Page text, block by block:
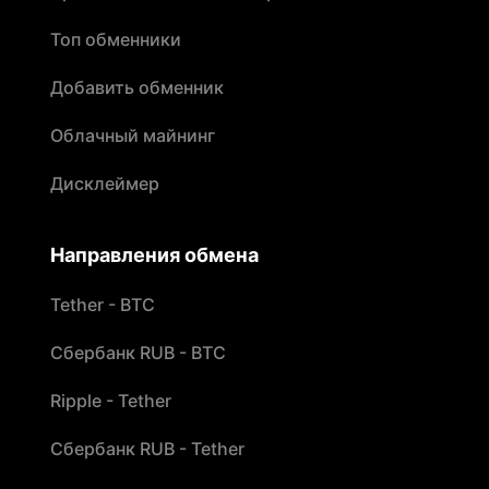
Топ обменники
Добавить обменник
Облачный майнинг
Дисклеймер
Направления обмена
Tether - BTC
Сбербанк RUB - BTC
Ripple - Tether
Сбербанк RUB - Tether